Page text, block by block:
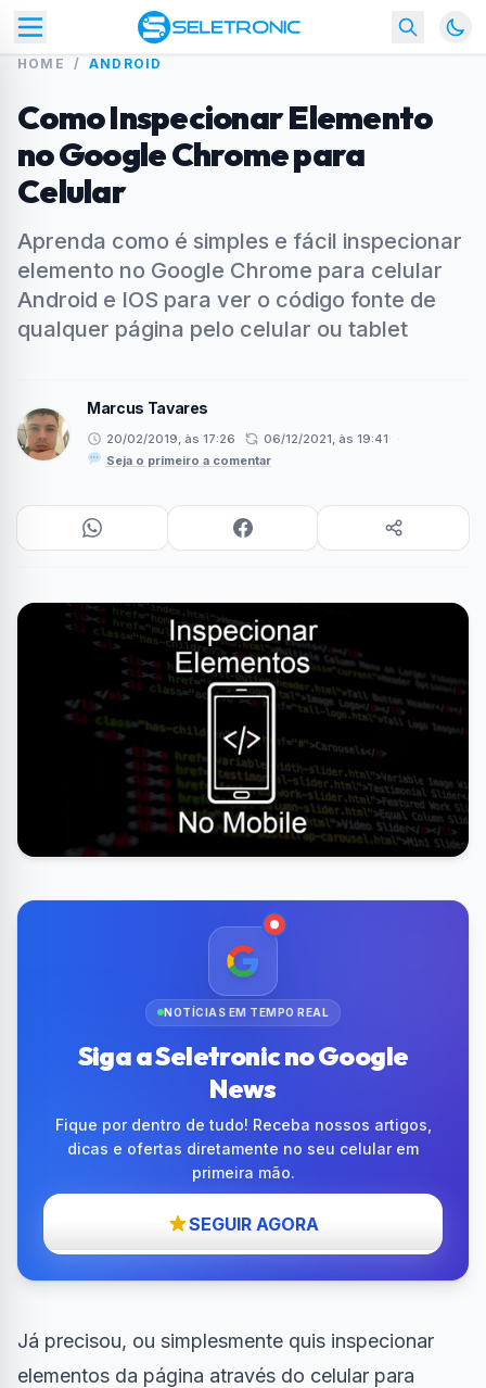
HOME / ANDROID
Como Inspecionar Elemento
no Google Chrome para
Celular
Aprenda como é simples e fácil inspecionar
elemento no Google Chrome para celular
Android e IOS para ver o código fonte de
qualquer página pelo celular ou tablet
Marcus Tavares
20/02/2019, às 17:26 06/12/2021, às 19:41
·
Seja o primeiro a comentar
NOTÍCIAS EM TEMPO REAL
Siga a Seletronic no Google
News
Fique por dentro de tudo! Receba nossos artigos,
dicas e ofertas diretamente no seu celular em
primeira mão.
SEGUIR AGORA
Já precisou, ou simplesmente quis inspecionar
elementos da página através do celular para